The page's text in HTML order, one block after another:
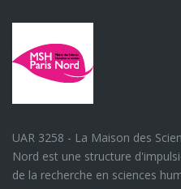
UAR 3258 - La Maison des
Nord est une structure
de la recherche en sciences